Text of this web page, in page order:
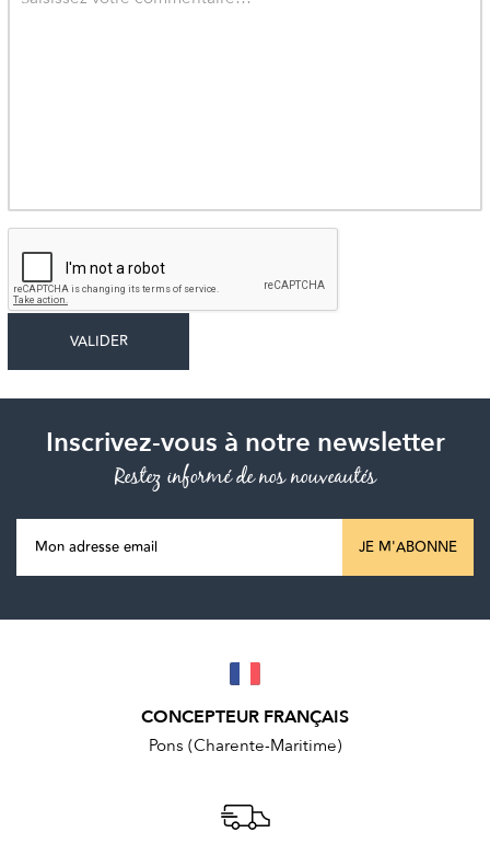
Inscrivez-vous à notre newsletter
Restez informé de nos nouveautés
JE M'ABONNE
CONCEPTEUR FRANÇAIS
Pons (Charente-Maritime)